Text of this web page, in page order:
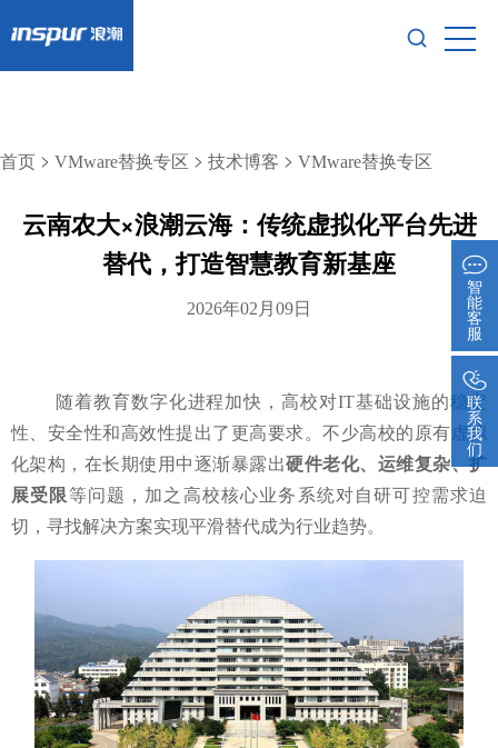
首页 > VMware替换专区 > 技术博客 > VMware替换专区
云南农大×浪潮云海：传统虚拟化平台先进
替代，打造智慧教育新基座
2026年02月09日
随着教育数字化进程加快，高校对IT基础设施的稳定
性、安全性和高效性提出了更高要求。不少高校的原有虚拟
化架构，在长期使用中逐渐暴露出硬件老化、运维复杂、扩
展受限 等问题，加之高校核心业务系统对自研可控需求迫
切，寻找解决方案实现平滑替代成为行业趋势。
智
能
客
服
联
系
我
们